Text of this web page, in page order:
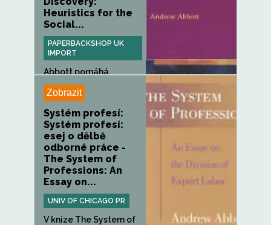
Heuristics for the
Social...
PAPERBACKSHOP UK
IMPORT
Abbott pomáhá
studentům
společenských věd
zjistit,...
Zobrazit
Systém profesí:
Systém profesí:
esej o dělbě
odborné práce -
The System of
Professions: An
Essay on...
UNIV OF CHICAGO PR
V knize The System of